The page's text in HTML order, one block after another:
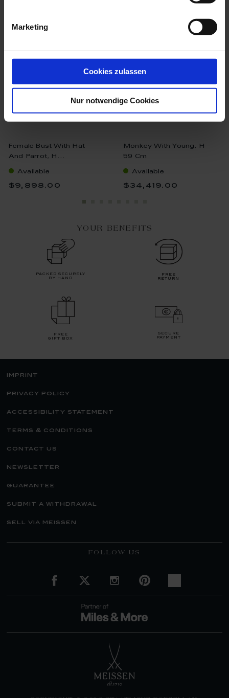
Marketing
Cookies zulassen
Nur notwendige Cookies
Female Bust With Hat
And Parrot, H...
Available
$9,898.00
Monkey With Young, H
59 Cm
Available
$34,419.00
YOUR BENEFITS
packed securely
by hand
free
return
free
gift box
secure
payment
imprint
privacy policy
accessibility statement
terms & conditions
contact us
newsletter
guarantee
submit a withdrawal
sell via meissen
FOLLOW US